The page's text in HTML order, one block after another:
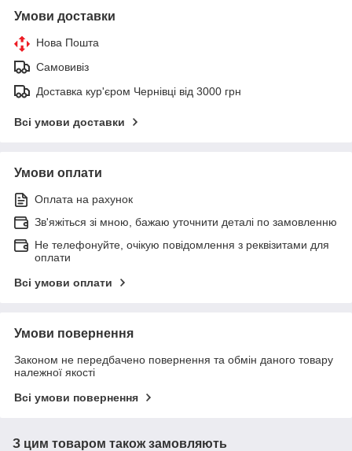
Умови доставки
Нова Пошта
Самовивіз
Доставка кур'єром Чернівці від 3000 грн
Всі умови доставки
Умови оплати
Оплата на рахунок
Зв'яжіться зі мною, бажаю уточнити деталі по замовленню
Не телефонуйте, очікую повідомлення з реквізитами для
оплати
Всі умови оплати
Умови повернення
Законом не передбачено повернення та обмін даного товару
належної якості
Всі умови повернення
З цим товаром також замовляють